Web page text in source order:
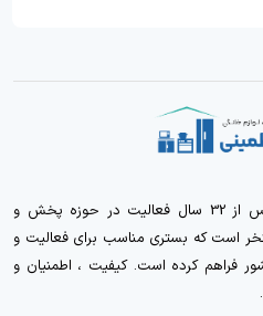
فروشگاه قطعات برودتی کاظمینی پس از 32 سال فعالیت در حوزه پخش و
است که بستری مناسب برای فعالیت و
فراهم کرده است. کیفیت ، اطمنیان و